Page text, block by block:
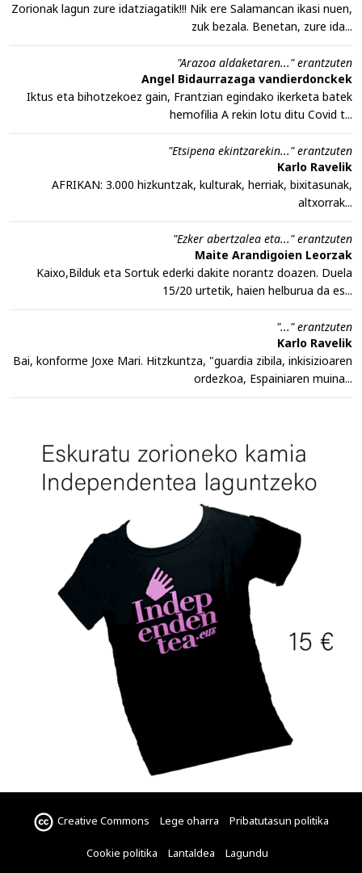
Zorionak lagun zure idatziagatik!!! Nik ere Salamancan ikasi nuen,
zuk bezala. Benetan, zure ida...
"Arazoa aldaketaren..." erantzuten
Angel Bidaurrazaga vandierdonckek
Iktus eta bihotzekoez gain, Frantzian egindako ikerketa batek
hemofilia A rekin lotu ditu Covid t...
"Etsipena ekintzarekin..." erantzuten
Karlo Ravelik
AFRIKAN: 3.000 hizkuntzak, kulturak, herriak, bixitasunak,
altxorrak...
"Ezker abertzalea eta..." erantzuten
Maite Arandigoien Leorzak
Kaixo,Bilduk eta Sortuk ederki dakite norantz doazen. Duela
15/20 urtetik, haien helburua da es...
"..." erantzuten
Karlo Ravelik
Bai, konforme Joxe Mari. Hitzkuntza, "guardia zibila, inkisizioaren
ordezkoa, Espainiaren muina...
Creative Commons Lege oharra Pribatutasun politika
Cookie politika Lantaldea Lagundu